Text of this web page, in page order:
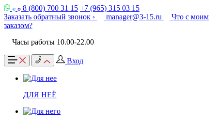
8 (800) 700 31 15 +7 (965) 315 03 15
Заказать обратный звонок ›
manager@3-15.ru
Что с моим
заказом?
Часы работы 10.00-22.00
Вход
ДЛЯ НЕЁ